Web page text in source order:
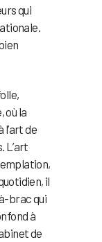
qui
où la
de
L’art
il
brac qui
à
de